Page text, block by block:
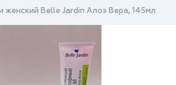
женский Belle Jardin Алоэ Вера, 145мл